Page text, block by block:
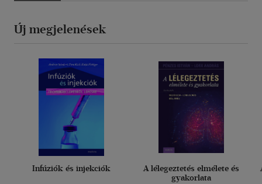
Új megjelenések
Infúziók és injekciók
A lélegeztetés elmélete és
gyakorlata